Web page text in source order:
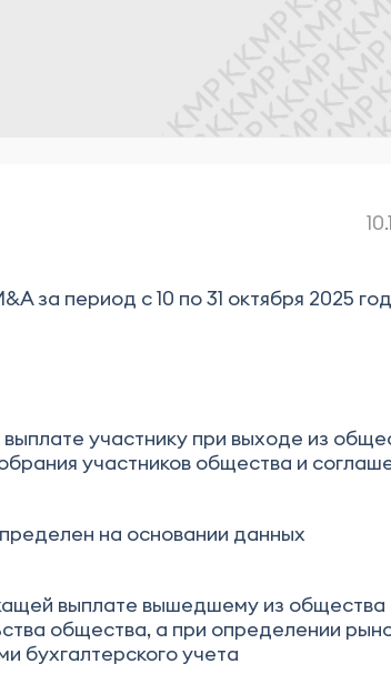
за период с 10 по 31 октября 2025
участнику при выходе из
участников общества и
на основании данных
выплате вышедшему из общества
общества, а при определении
бухгалтерского учета